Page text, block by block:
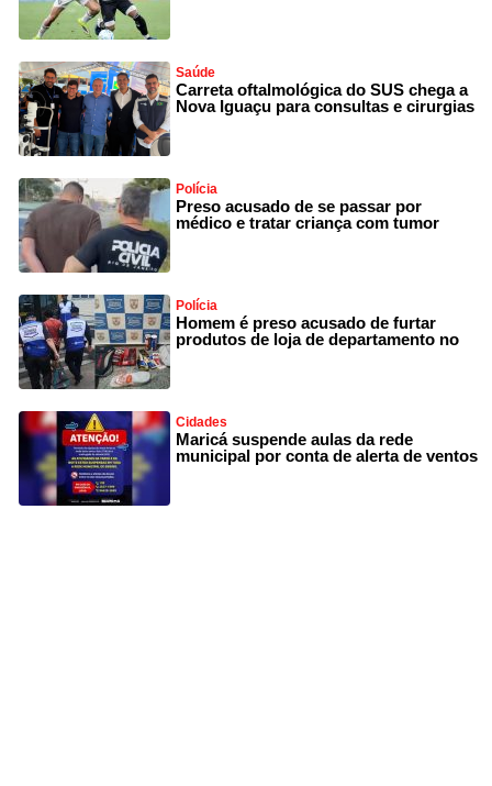
Saúde
Carreta oftalmológica do SUS chega a
Nova Iguaçu para consultas e cirurgias
Polícia
Preso acusado de se passar por
médico e tratar criança com tumor
Polícia
Homem é preso acusado de furtar
produtos de loja de departamento no
Cidades
Maricá suspende aulas da rede
municipal por conta de alerta de ventos